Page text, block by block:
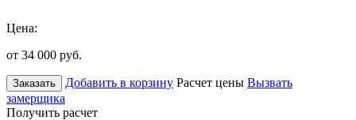
Цена:
от 34 000 руб.
Заказать Добавить в корзину Расчет цены Вызвать
замерщика
Получить расчет